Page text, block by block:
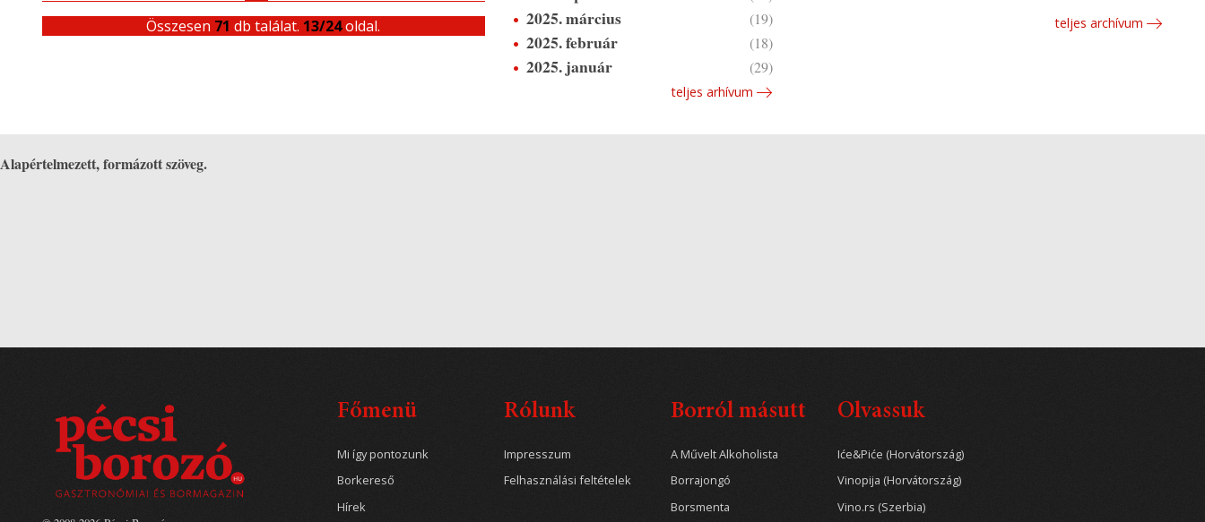
Összesen 71 db találat. 13/24oldal. 2025. március (19)
2025. február (18)
2025. január (29)
teljes arhívum
teljes archívum
Alapértelmezett, formázott szöveg.
Főmenü
Mi így pontozunk
Borkereső
Hírek
Rólunk
Impresszum
Felhasználási feltételek
Borról másutt
A Művelt Alkoholista
Borrajongó
Borsmenta
Olvassuk
Iće&Piće (Horvátország)
Vinopija (Horvátország)
Vino.rs (Szerbia)